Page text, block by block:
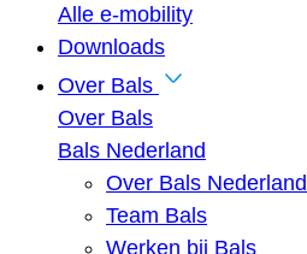
Alle e-mobility
Downloads
Over Bals
Over Bals
Bals Nederland
Over Bals Nederland
Team Bals
Werken bij Bals